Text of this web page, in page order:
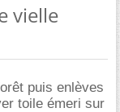
vielle
puis enlèves
toile émeri sur